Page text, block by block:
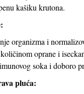
kašiku krutona.
organizma i
oprane i
soka i doboro
pluća: